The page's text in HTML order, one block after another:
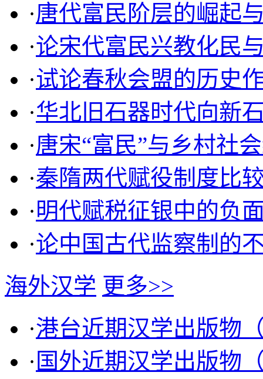
·唐代富民阶层的崛起
·论宋代富民兴教化民
·试论春秋会盟的历史
·华北旧石器时代向新
·唐宋“富民”与乡村社
·秦隋两代赋役制度比
·明代赋税征银中的负
·论中国古代监察制的
海外汉学 更多>>
·港台近期汉学出版物
· 国外近期汉学出版物